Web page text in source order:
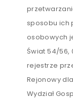
sposobu ich
osobowych
Świat 54/56,
rejestrze
Rejonowy
Wydział